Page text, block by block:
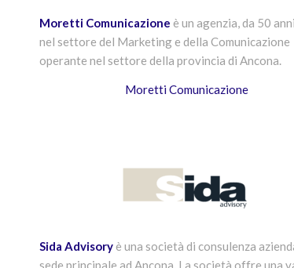
Moretti Comunicazione è un agenzia, da 50
nel settore del Marketing e della Comunicazione
operante nel settore della provincia di Ancona.
Moretti Comunicazione
Sida Advisory è una società di consulenza
sede principale ad Ancona. La società offre una